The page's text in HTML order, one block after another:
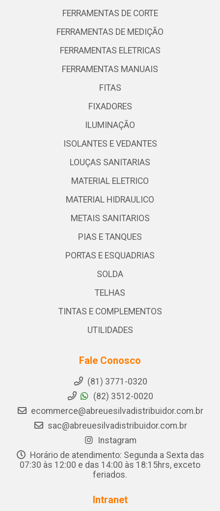
FERRAMENTAS DE CORTE
FERRAMENTAS DE MEDIÇÃO
FERRAMENTAS ELETRICAS
FERRAMENTAS MANUAIS
FITAS
FIXADORES
ILUMINAÇÃO
ISOLANTES E VEDANTES
LOUÇAS SANITARIAS
MATERIAL ELETRICO
MATERIAL HIDRAULICO
METAIS SANITARIOS
PIAS E TANQUES
PORTAS E ESQUADRIAS
SOLDA
TELHAS
TINTAS E COMPLEMENTOS
UTILIDADES
Fale Conosco
(81) 3771-0320
(82) 3512-0020
ecommerce@abreuesilvadistribuidor.com.br
sac@abreuesilvadistribuidor.com.br
Instagram
Horário de atendimento: Segunda a Sexta das
07:30 às 12:00 e das 14:00 às 18:15hrs, exceto
feriados.
Intranet